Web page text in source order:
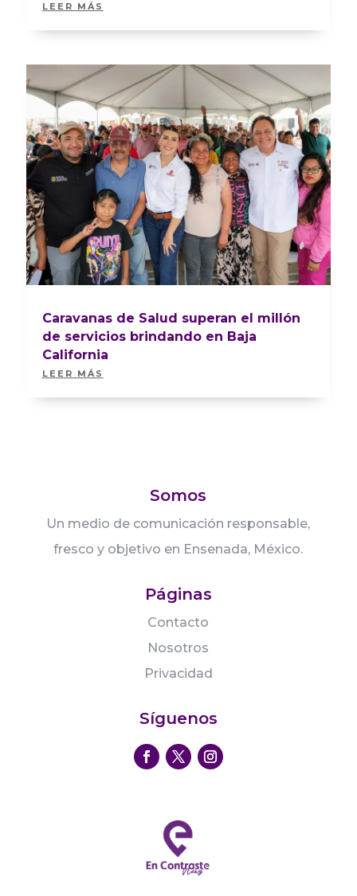
LEER MÁS
Caravanas de Salud superan el millón
de servicios brindando en Baja
California
LEER MÁS
Somos
Un medio de comunicación responsable,
fresco y objetivo en Ensenada, México.
Páginas
Contacto
Nosotros
Privacidad
Síguenos